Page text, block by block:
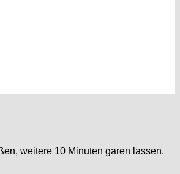
weitere 10 Minuten garen lassen.